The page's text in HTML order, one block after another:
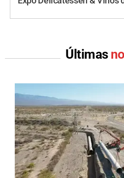
Últimas